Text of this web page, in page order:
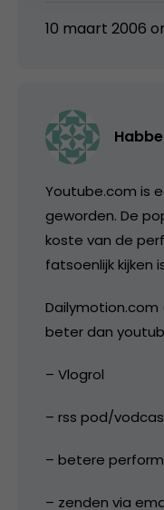
10 maart 2006
Youtube.com is
geworden. De
koste van de
fatsoenlijk kijken
Dailymotion.com
beter dan
– Vlogrol
– rss pod/
– betere
– zenden via